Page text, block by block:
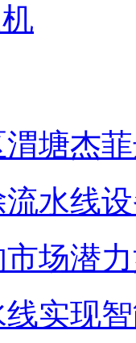
塘杰
水线
场潜
实现